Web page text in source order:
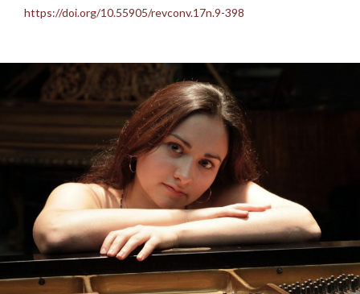
https://doi.org/10.55905/revconv.17n.9-398